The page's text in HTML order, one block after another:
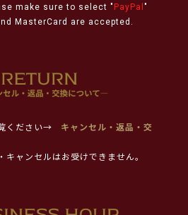
make sure to select " PayPal "
MasterCard are accepted.
ください→
キャンセル・返品・交
ャンセルはお受けできません。